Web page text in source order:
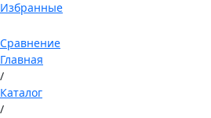
Избранные
Сравнение
Главная
/
Каталог
/